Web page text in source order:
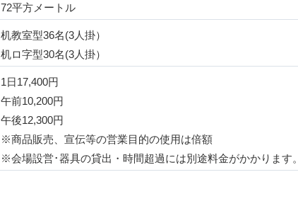
72平方メートル
机教室型36名(3人掛）
机ロ字型30名(3人掛）
1日17,400円
午前10,200円
午後12,300円
※商品販売、宣伝等の営業目的の使用は倍額
※会場設営･器具の貸出・時間超過には別途料金がかかります。